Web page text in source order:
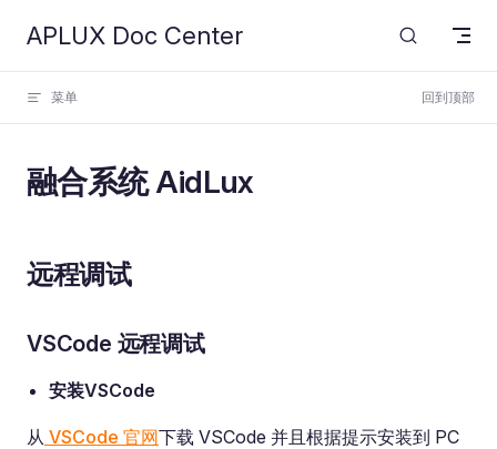
Skip to content
APLUX Doc Center
菜单 回到顶部
融合系统 AidLux
远程调试
VSCode 远程调试
安装VSCode
从 VSCode 官网下载 VSCode 并且根据提示安装到 PC